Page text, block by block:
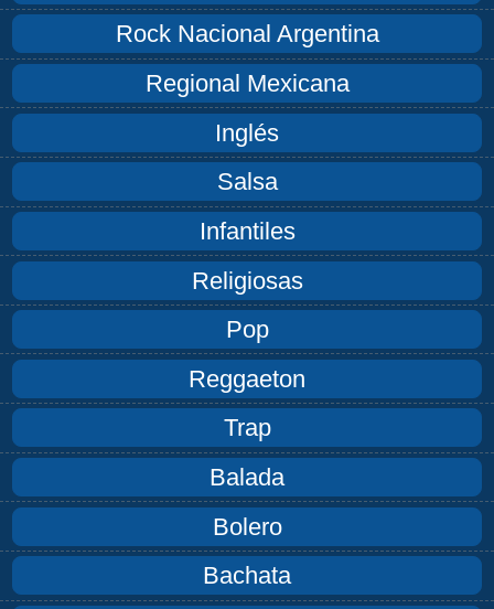
Rock Nacional Argentina
Regional Mexicana
Inglés
Salsa
Infantiles
Religiosas
Pop
Reggaeton
Trap
Balada
Bolero
Bachata